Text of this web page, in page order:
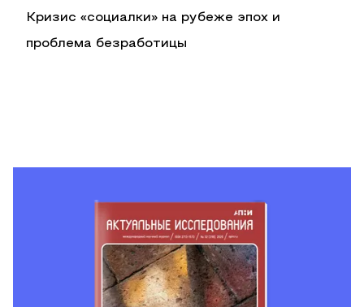
Кризис «социалки» на рубеже эпох и
проблема безработицы